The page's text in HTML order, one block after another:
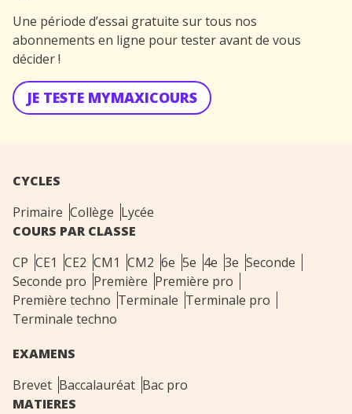
Une période d’essai gratuite sur tous nos
abonnements en ligne pour tester avant de vous
décider !
JE TESTE MYMAXICOURS
CYCLES
Primaire Collège Lycée
COURS PAR CLASSE
CP CE1 CE2 CM1 CM2 6e 5e 4e 3e Seconde
Seconde pro Première Première pro
Première techno Terminale Terminale pro
Terminale techno
EXAMENS
Brevet Baccalauréat Bac pro
MATIERES